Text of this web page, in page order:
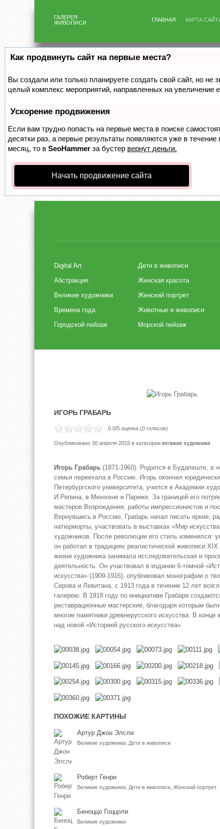
ГАЛЕРЕЯ
ЖИВОПИСИ
ГЛАВНАЯ КАРТА
Как продвинуть сайт на первые места?
Вы создали или только планируете создать свой сайт, но не
целый комплекс мероприятий, направленных на увеличение
Ускорение продвижения
Если вам трудно попасть на первые места в поиске
десятки раз, а первые результаты появляются уже в
месяц, то в SeoHammer за бустер вернут деньги.
Начать продвижение сайта
Digital Art
Абстракция
Великие художники
Времена года
Городской пейзаж
Дети в живописи
Женская красота
Женский портрет
Животные в живописи
Морской пейзаж
ИГОРЬ ГРАБАРЬ
0.0/5 оценка (0 голосов)
Опубликовано 30 апреля 2015 в категории великие художники
Игорь Грабарь (1871-1960). Родился в Будапеште, а
семья переехала в Россию. Игорь окончил
Петербургского университета, учился в Академии
И.Репина, в Мюнхене и Париже. За границей его
мастеров Возрождения, работы импрессионистов и
Вернувшись в Россию, Грабарь начал писать яркие,
натюрморты, участвовать в выставках «Мир
художников. После революции его стиль изменился:
он работал в традициях реалистической живописи
жизни художника занимала исследовательская и
деятельность. Он участвовал в издании 6-томной
искусства» (1909-1916), опубликовал монографии о
Серова и Левитана, с 1913 года в течение 12 лет
галерею. В 1918 году по инициативе Грабаря
реставрационные мастерские, благодаря которым
многие памятники древнерусского искусства. В конце
над новой «Историей русского искусства».
ПОХОЖИЕ КАРТИНЫ
Артур Джон Элсли
Великие художники, Дети в живописи
Роберт Генри
Великие художники, Дети в живописи, Женский портрет
Беноццо Гоццоли
Великие художники